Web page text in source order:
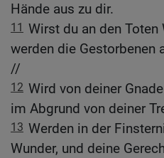
Hände aus zu dir.
11 Wirst du an den Toten
werden die Gestorbenen
//
12 Wird von deiner
im Abgrund von deiner
13 Werden in der
Wunder, und deine